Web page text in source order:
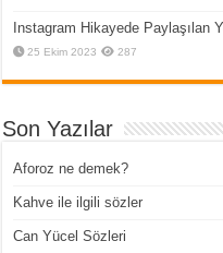
Instagram Hikayede Paylaşılan
25 Ekim 2023 287
Son Yazılar
Aforoz ne demek?
Kahve ile ilgili sözler
Can Yücel Sözleri